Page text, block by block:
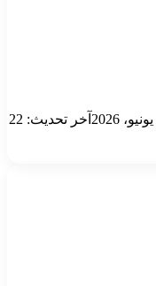
آخر تحديث: 22